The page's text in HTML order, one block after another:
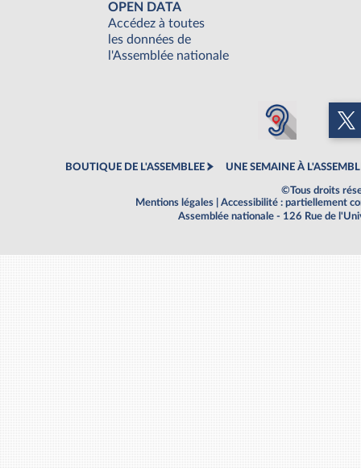
OPEN DATA
Accédez à toutes
les données de
l'Assemblée nationale
BOUTIQUE DE L'ASSEMBLEE UNE SEMAINE À
©Tous droits
Mentions légales
Accessibilité : partiellement
Assemblée nationale - 126 Rue de